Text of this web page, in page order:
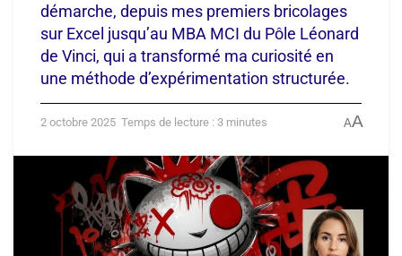
démarche, depuis mes premiers bricolages
sur Excel jusqu’au MBA MCI du Pôle Léonard
de Vinci, qui a transformé ma curiosité en
une méthode d’expérimentation structurée.
2 octobre 2025 Temps de lecture : 3 minutes AA